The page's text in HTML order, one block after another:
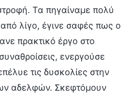
Τα πηγαίναμε πολύ
λίγο, έγινε σαφές πως ο
πρακτικό έργο στο
ενεργούσε
τις δυσκολίες στην
αδελφών. Σκεφτόμουν